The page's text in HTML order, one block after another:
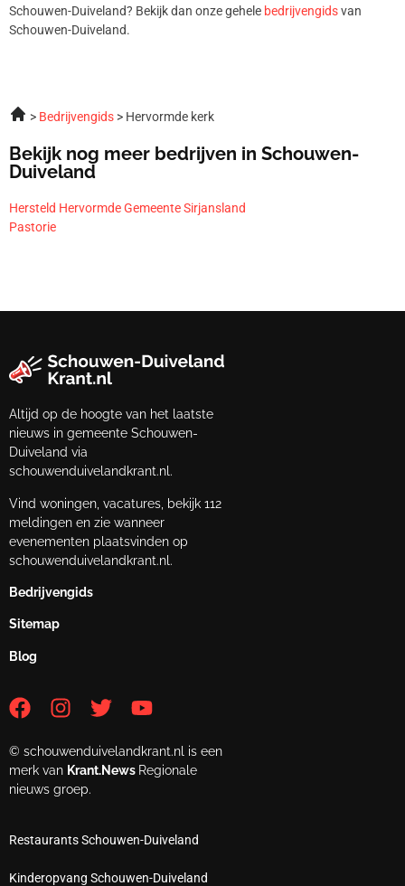
Schouwen-Duiveland? Bekijk dan onze gehele bedrijvengidsvan
Schouwen-Duiveland.
Bedrijvengids Hervormde kerk
Bekijk nog meer bedrijven in Schouwen-
Duiveland
Hersteld Hervormde Gemeente Sirjansland
Pastorie
Altijd op de hoogte van het laatste
nieuws in gemeente Schouwen-
Duiveland via
schouwenduivelandkrant.nl.
Vind woningen, vacatures, bekijk 112
meldingen en zie wanneer
evenementen plaatsvinden op
schouwenduivelandkrant.nl.
Bedrijvengids
Sitemap
Blog
© schouwenduivelandkrant.nl is een
merk van Krant.News Regionale
nieuws groep.
Restaurants Schouwen-Duiveland
Kinderopvang Schouwen-Duiveland